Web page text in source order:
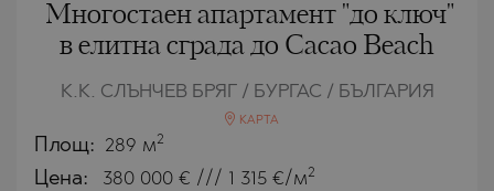
Многостаен апартамент "до ключ"
в елитна сграда до Cacao Beach
К.К. СЛЪНЧЕВ БРЯГ / БУРГАС / БЪЛГАРИЯ
КАРТА
Площ: 289 м2
Цена: 380 000 € /// 1 315 €/м2